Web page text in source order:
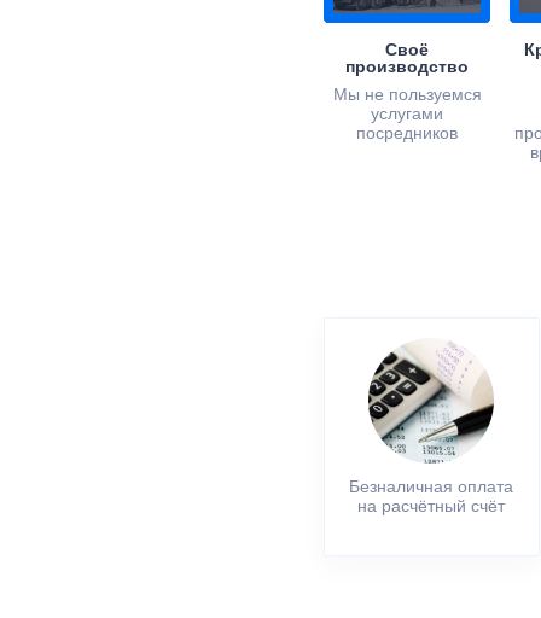
Своё
производство
Мы не пользуемся
услугами
посредников
Безналичная оплата
на расчётный счёт